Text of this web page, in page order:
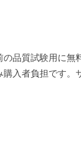
の品質試験用に無
購入者負担です。